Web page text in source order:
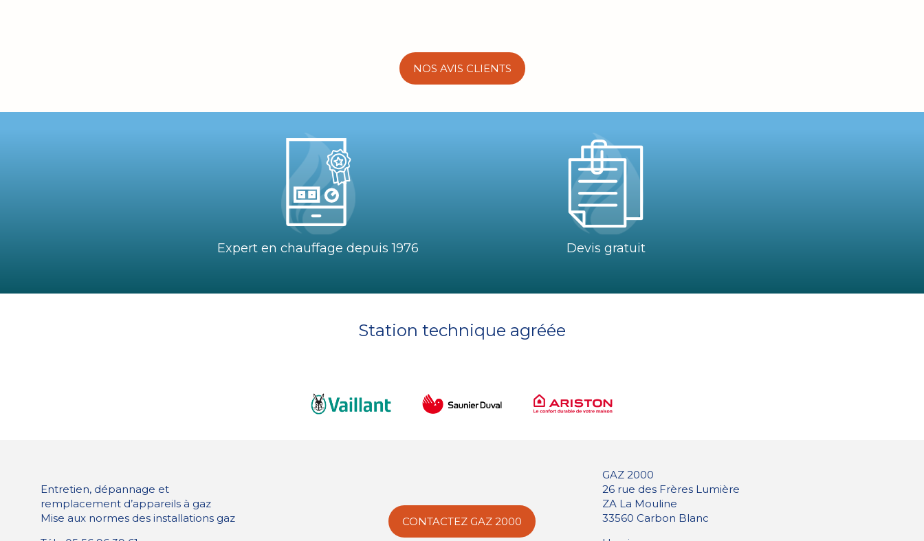
NOS AVIS CLIENTS
Expert en chauffage depuis 1976 Devis gratuit
Station technique agréée
Entretien, dépannage et
remplacement d’appareils à gaz
Mise aux normes des installations gaz
CONTACTEZ GAZ 2000
GAZ 2000
26 rue des Frères Lumière
ZA La Mouline
33560 Carbon Blanc